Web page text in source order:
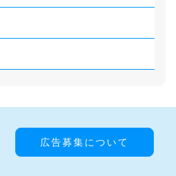
広告募集について